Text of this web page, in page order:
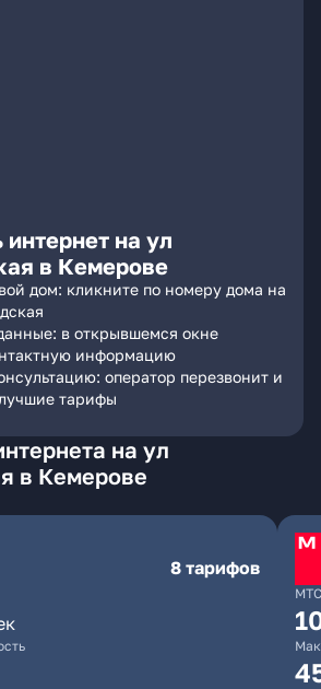
на ул
в Кемерове
дом: кликните по номеру дома на
в открывшемся окне
информацию
оператор перезвонит и
тарифы
на ул
в Кемерове
8 тарифов
МТС